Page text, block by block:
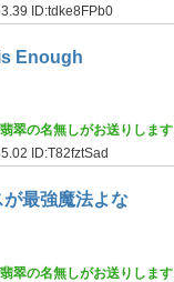
ID:tdke8FPb0
Enough
翠の名無しがお送りします
ID:T82fztSad
最強魔法よな
翠の名無しがお送りします